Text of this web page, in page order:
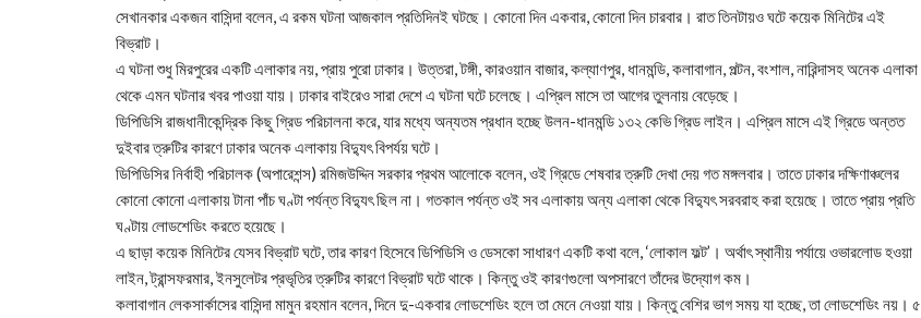
সেখানকার একজন বাসিন্দা বলেন, এ রকম ঘটনা আজকাল প্রতিদিনই ঘটছে। কোনো দিন একবার, কোনো দিন চারবার। রাত তিনটায়ও ঘটে কয়েক মিনিটের এই
বিভ্রাট।
এ ঘটনা শুধু মিরপুরের একটি এলাকার নয়, প্রায় পুরো ঢাকার। উত্তরা, টঙ্গী, কারওয়ান বাজার, কল্যাণপুর, ধানমন্ডি, কলাবাগান, পল্টন, বংশাল, নারিন্দাসহ অনেক এলাকা
থেকে এমন ঘটনার খবর পাওয়া যায়। ঢাকার বাইরেও সারা দেশে এ ঘটনা ঘটে চলেছে। এপ্রিল মাসে তা আগের তুলনায় বেড়েছে।
ডিপিডিসি রাজধানীকেন্দ্রিক কিছু গ্রিড পরিচালনা করে, যার মধ্যে অন্যতম প্রধান হচ্ছে উলন-ধানমন্ডি ১৩২ কেভি গ্রিড লাইন। এপ্রিল মাসে এই গ্রিডে অন্তত
দুইবার ত্রুটির কারণে ঢাকার অনেক এলাকায় বিদ্যুৎ বিপর্যয় ঘটে।
ডিপিডিসির নির্বাহী পরিচালক (অপারেশন্স) রমিজউদ্দিন সরকার প্রথম আলোকে বলেন, ওই গ্রিডে শেষবার ত্রুটি দেখা দেয় গত মঙ্গলবার। তাতে ঢাকার দক্ষিণাঞ্চলের
কোনো কোনো এলাকায় টানা পাঁচ ঘণ্টা পর্যন্ত বিদ্যুৎ ছিল না। গতকাল পর্যন্ত ওই সব এলাকায় অন্য এলাকা থেকে বিদ্যুৎ সরবরাহ করা হয়েছে। তাতে প্রায় প্রতি
ঘণ্টায় লোডশেডিং করতে হয়েছে।
এ ছাড়া কয়েক মিনিটের যেসব বিভ্রাট ঘটে, তার কারণ হিসেবে ডিপিডিসি ও ডেসকো সাধারণ একটি কথা বলে, ‘লোকাল ফল্ট’। অর্থাৎ স্থানীয় পর্যায়ে ওভারলোড হওয়া
লাইন, ট্রান্সফরমার, ইনসুলেটর প্রভৃতির ত্রুটির কারণে বিভ্রাট ঘটে থাকে। কিন্তু ওই কারণগুলো অপসারণে তাঁদের উদ্যোগ কম।
কলাবাগান লেকসার্কাসের বাসিন্দা মামুন রহমান বলেন, দিনে দু-একবার লোডশেডিং হলে তা মেনে নেওয়া যায়। কিন্তু বেশির ভাগ সময় যা হচ্ছে, তা লোডশেডিং নয়। ৫